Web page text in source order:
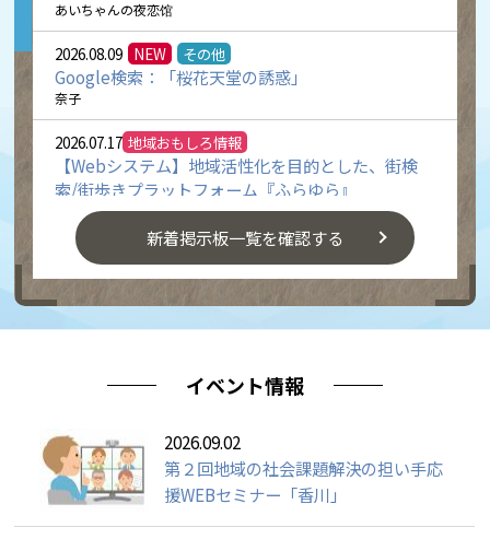
あいちゃんの夜恋馆
2026.08.09 NEW その他
Google検索：「桜花天堂の誘惑」
奈子
2026.07.17 地域おもしろ情報
【Webシステム】地域活性化を目的とした、街検
索/街歩きプラットフォーム『ふらゆら』
nohohonki
2026.07.15 地方創生求人情報
NIPPONIA HOTEL 大洲 城下町宿泊施設・ホテルの
サービススタッフ（初めての方歓迎！）≪バリュー
マネジメント株式会社≫
新着掲示板一覧を確認する
イベント情報
2026.09.02
第２回地域の社会課題解決の担い手応
援WEBセミナー「香川」